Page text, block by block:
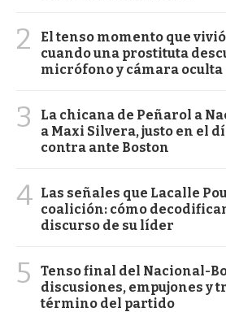
2
El tenso momento que
cuando una prostituta
micrófono y cámara oculta
3
La chicana de Peñarol a
a Maxi Silvera, justo en el
contra ante Boston
4 Las señales que Lacalle
coalición: cómo
discurso de su líder
5
Tenso final del Nacional-
discusiones, empujones y
término del partido